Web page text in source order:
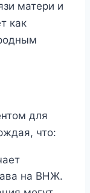
матери и
как
для
что:
на ВНЖ.